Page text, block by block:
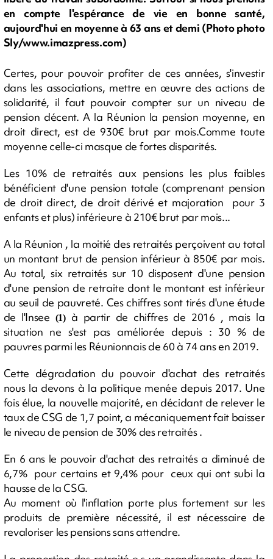
en compte l'espérance de vie en bonne santé,
aujourd'hui en moyenne à 63 ans et demi (Photo photo
Sly/www.imazpress.com)
Certes, pour pouvoir profiter de ces années, s'investir
dans les associations, mettre en œuvre des actions de
solidarité, il faut pouvoir compter sur un niveau de
pension décent. A la Réunion la pension moyenne, en
droit direct, est de 930€ brut par mois.Comme toute
moyenne celle-ci masque de fortes disparités.
Les 10% de retraités aux pensions les plus faibles
bénéficient d'une pension totale (comprenant pension
de droit direct, de droit dérivé et majoration pour 3
enfants et plus) inférieure à 210€ brut par mois...
A la Réunion , la moitié des retraités perçoivent au total
un montant brut de pension inférieur à 850€ par mois.
Au total, six retraités sur 10 disposent d'une pension
d'une pension de retraite dont le montant est inférieur
au seuil de pauvreté. Ces chiffres sont tirés d'une étude
de l'Insee
(1)à partir de chiffres de 2016 , mais la
situation ne s'est pas améliorée depuis : 30 % de
pauvres parmi les Réunionnais de 60 à 74 ans en 2019.
Cette dégradation du pouvoir d'achat des retraités
nous la devons à la politique menée depuis 2017. Une
fois élue, la nouvelle majorité, en décidant de relever le
taux de CSG de 1,7 point, a mécaniquement fait baisser
le niveau de pension de 30% des retraités .
En 6 ans le pouvoir d'achat des retraités a diminué de
6,7% pour certains et 9,4% pour ceux qui ont subi la
hausse de la CSG.
Au moment où l'inflation porte plus fortement sur les
produits de première nécessité, il est nécessaire de
revaloriser les pensions sans attendre.